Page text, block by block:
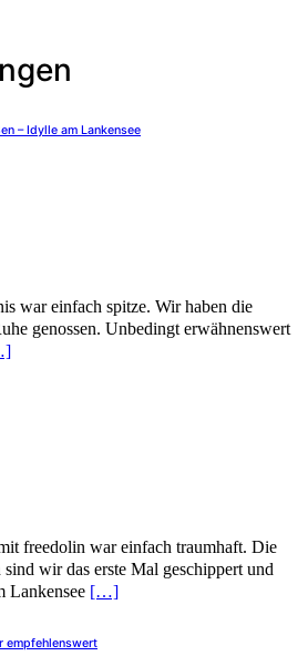
– Idylle am Lankensee
war einfach spitze. Wir haben die
genossen. Unbedingt erwähnenswert
freedolin war einfach traumhaft. Die
wir das erste Mal geschippert und
Lankensee […]
empfehlenswert